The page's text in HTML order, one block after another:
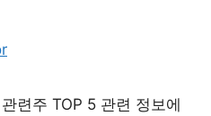
련주 TOP 5 관련 정보에